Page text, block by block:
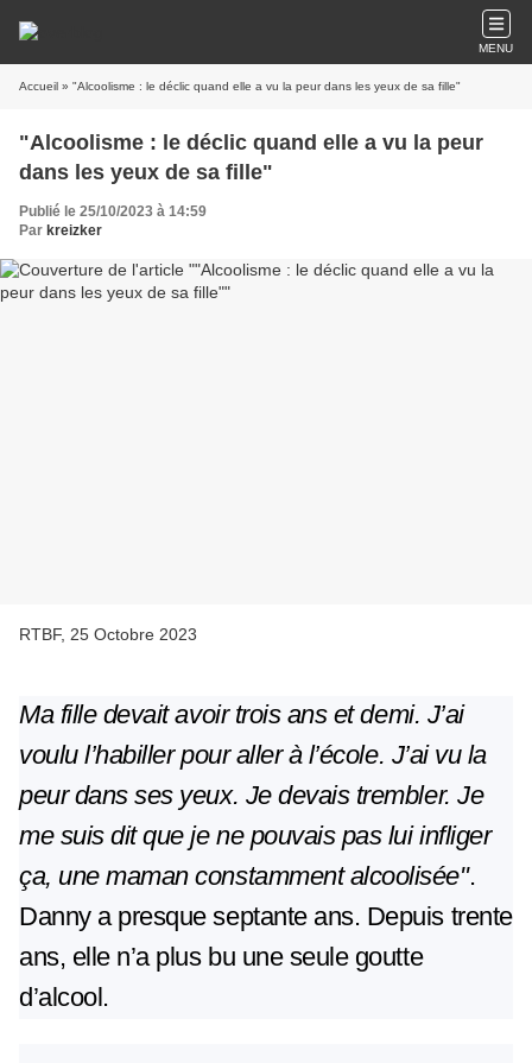
MENU
Accueil » "Alcoolisme : le déclic quand elle a vu la peur dans les yeux de sa fille"
"Alcoolisme : le déclic quand elle a vu la peur
dans les yeux de sa fille"
Publié le 25/10/2023 à 14:59
Par kreizker
RTBF, 25 Octobre 2023
Ma fille devait avoir trois ans et demi. J’ai
voulu l’habiller pour aller à l’école. J’ai vu la
peur dans ses yeux. Je devais trembler. Je
me suis dit que je ne pouvais pas lui infliger
ça, une maman constamment alcoolisée".
Danny a presque septante ans. Depuis trente
ans, elle n’a plus bu une seule goutte
d’alcool.